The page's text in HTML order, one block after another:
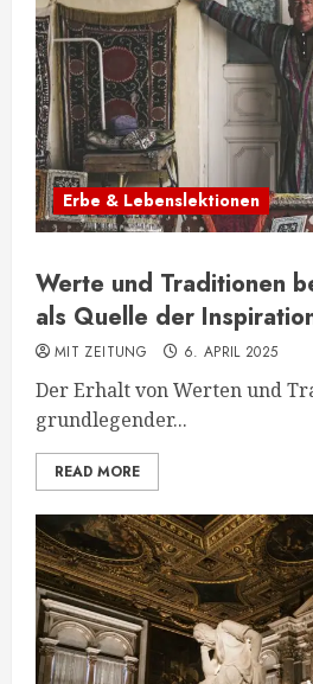
Erbe & Lebenslektionen
Werte und Traditionen
als Quelle der
MIT ZEITUNG 6. APRIL 2025
Der Erhalt von Werten und
grundlegender...
READ MORE